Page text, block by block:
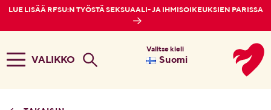
LUE LISÄÄ RFSU:N TYÖSTÄ SEKSUAALI- JA IHMISOIKEUKSIEN PARISSA
VALIKKO
Valitse kieli
Suomi